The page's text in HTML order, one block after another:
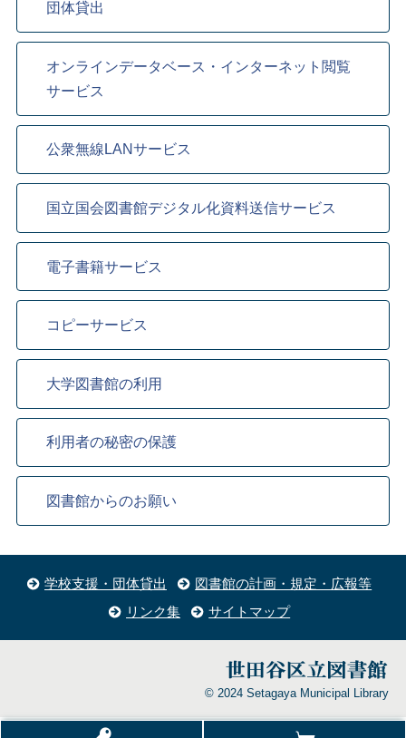
団体貸出
オンラインデータベース・インターネット閲覧
サービス
公衆無線LANサービス
国立国会図書館デジタル化資料送信サービス
電子書籍サービス
コピーサービス
大学図書館の利用
利用者の秘密の保護
図書館からのお願い
学校支援・団体貸出
図書館の計画・規定・広報等
リンク集
サイトマップ
© 2024 Setagaya Municipal Library